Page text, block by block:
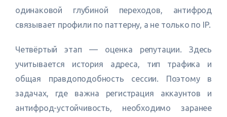
одинаковой глубиной переходов, антифрод
связывает профили по паттерну, а не только по IP.
Четвёртый этап — оценка репутации. Здесь
учитывается история адреса, тип трафика и
общая правдоподобность сессии. Поэтому в
задачах, где важна регистрация аккаунтов и
антифрод-устойчивость, необходимо заранее